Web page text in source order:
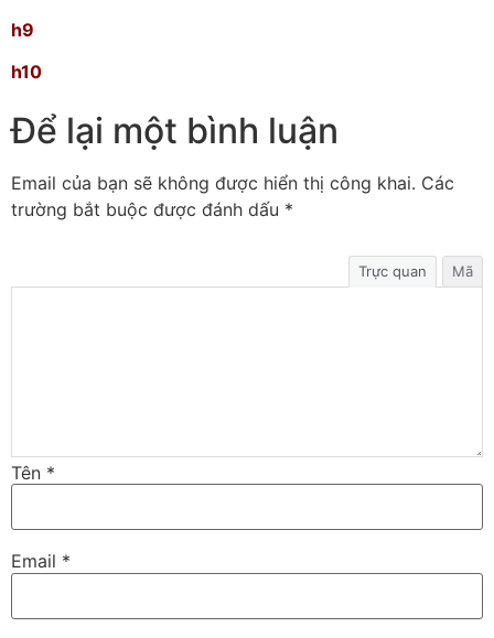
h9
h10
Để lại một bình luận
Email của bạn sẽ không được hiển thị công khai. Các
trường bắt buộc được đánh dấu *
Trực quan Mã
Tên *
Email *